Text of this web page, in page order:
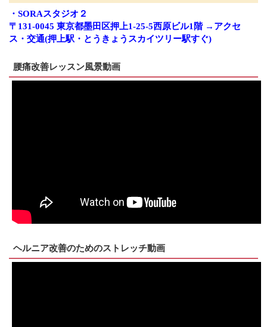
・SORAスタジオ２
〒131-0045 東京都墨田区押上1-25-5西原ビル1階 →アクセ
ス・交通(押上駅・とうきょうスカイツリー駅すぐ)
腰痛改善レッスン風景動画
ヘルニア改善のためのストレッチ動画